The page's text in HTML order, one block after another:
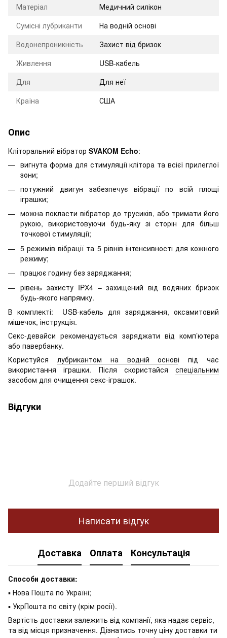
Матеріал
Медичний силікон
Сумісні лубриканти
На водній основі
Водонепроникність
Захист від бризок
Живлення
USB-кабель
Для
Для неї
Країна
США
Опис
Кліторальний вібратор SVAKOM Echo:
вигнута форма для стимуляції клітора та всієї прилеглої
зони;
потужний двигун забезпечує вібрації по всій площі
іграшки;
можна покласти вібратор до трусиків, або тримати його
рукою, використовуючи будь-яку зі сторін для більш
точкової стимуляції;
5 режимів вібрації та 5 рівнів інтенсивності для кожного
режиму;
працює годину без заряджання;
рівень захисту IPX4 – захищений від водяних бризок
будь-якого напрямку.
В комплекті: USB-кабель для заряджання, оксамитовий
мішечок, інструкція.
Секс-девайси рекомендується заряджати від комп’ютера
або павербанку.
Користуйся лубрикантом на водній основі під час
використання іграшки. Після скористайся спеціальним
засобом для очищення секс-іграшок.
Відгуки
Додайте перший відгук
Написати відгук
Доставка Оплата Консультація
Способи доставки:
▪ Нова Пошта по Україні;
▪ УкрПошта по світу (крім росії).
Вартість доставки залежить від компанії, яка надає сервіс,
та від місця призначення. Дізнатись точну ціну доставки ти